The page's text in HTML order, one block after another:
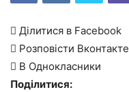
 Ділитися в Facebook
 Розповісти Вконтакте
 В Однокласники
Поділитися: